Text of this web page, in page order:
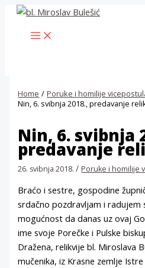
Skip
content
MAIN
MENU
Home
Poruke i homilije
Nin, 6. svibnja 2018., predavanje
Nin, 6. svibnja
predavanje
26. svibnja 2018./ Poruke i homilije
Braćo i sestre, gospodine
srdačno pozdravljam i radujem
mogućnost da danas uz ovaj
ime svoje Porečke i Pulske
Dražena, relikvije bl. Miroslava
mučenika, iz Krasne zemlje